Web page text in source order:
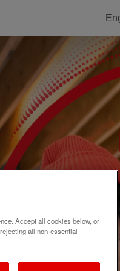
Accept all cookies below, or
all non-essential